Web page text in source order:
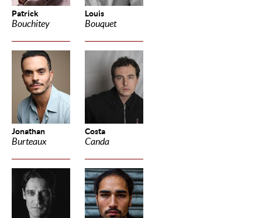
Patrick
Bouchitey
Louis
Bouquet
Jonathan
Burteaux
Costa
Canda